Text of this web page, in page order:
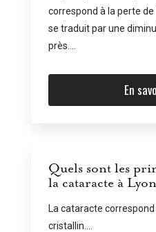
correspond à la perte
se traduit par une
près....
En
Quels sont les
la cataracte à
La cataracte
cristallin....